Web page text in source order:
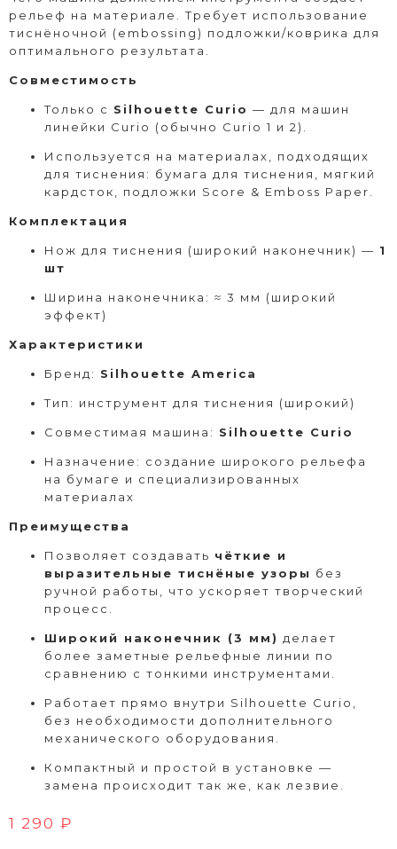
рельеф на материале. Требует использование
тиснёночной (embossing) подложки/коврика для
оптимального результата.
Совместимость
Только с Silhouette Curio — для машин
линейки Curio (обычно Curio 1 и 2).
Используется на материалах, подходящих
для тиснения: бумага для тиснения, мягкий
кардсток, подложки Score & Emboss Paper.
Комплектация
Нож для тиснения (широкий наконечник) — 1
шт
Ширина наконечника: ≈ 3 мм (широкий
эффект)
Характеристики
Бренд: Silhouette America
Тип: инструмент для тиснения (широкий)
Совместимая машина: Silhouette Curio
Назначение: создание широкого рельефа
на бумаге и специализированных
материалах
Преимущества
Позволяет создавать чёткие и
выразительные тиснёные узоры без
ручной работы, что ускоряет творческий
процесс.
Широкий наконечник (3 мм) делает
более заметные рельефные линии по
сравнению с тонкими инструментами.
Работает прямо внутри Silhouette Curio,
без необходимости дополнительного
механического оборудования.
Компактный и простой в установке —
замена происходит так же, как лезвие.
1 290 ₽